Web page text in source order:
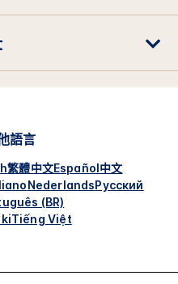
語言
繁體中文Español 中文
NederlandsРусский
(BR)
Tiếng Việt